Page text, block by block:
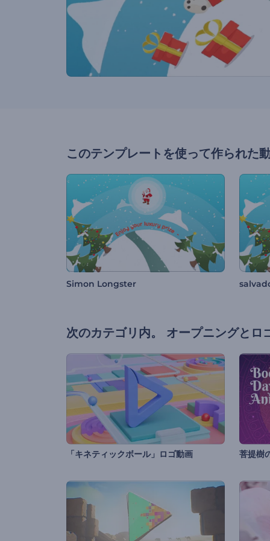
このテンプレートを使って作られた
Simon Longster
次のカテゴリ内。 オープニングとロ
「キネティックボール」ロゴ動画 菩提樹